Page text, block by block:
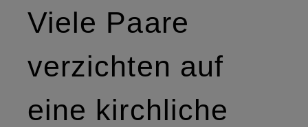
Viele Paare
verzichten auf
eine kirchliche